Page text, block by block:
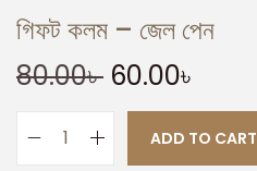
গিফট কলম – জেল পেন
80.00৳ 60.00৳
ADD TO CART